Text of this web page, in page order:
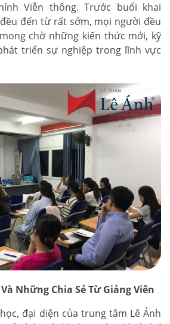
Viễn thông. Trước buổi khai
đến từ rất sớm, mọi người đều
chờ những kiến thức mới, kỹ
triển sự nghiệp trong lĩnh vực
Những Chia Sẻ Từ Giảng Viên
đại diện của trung tâm Lê Ánh